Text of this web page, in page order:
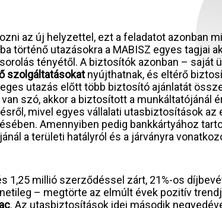
az új helyzettel, ezt a feladatot azonban
történő utazásokra a MABISZ egyes tagjai
tényétől. A biztosítók azonban – saját
szolgáltatásokatnyújthatnak, és eltérő
utazás előtt több biztosító ajánlatát
szó, akkor a biztosított a munkáltatójánál
mivel egyes vállalati utasbiztosítások az
Amennyiben pedig bankkártyához
a területi hatályról és a járványra
millió szerződéssel zárt, 21%-os
– megtörte az elmúlt évek pozitív
. Az utasbiztosítások idei második